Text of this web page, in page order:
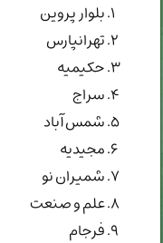
بلوار پروین
تهرانپارس
حکیمیه
سراج
شمس آباد
مجیدیه
شمیران نو
علم و صنعت
فرجام